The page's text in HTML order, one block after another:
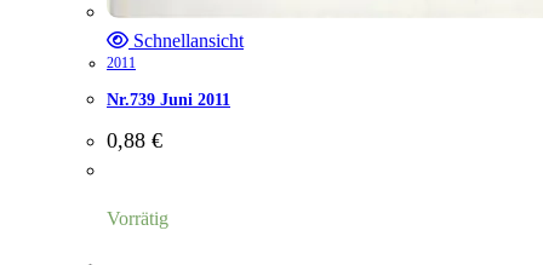
Schnellansicht
2011
Nr.739 Juni 2011
0,88 €
Vorrätig